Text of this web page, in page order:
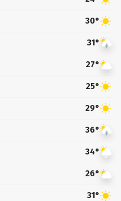
30°
31°
27°
25°
29°
36°
34°
26°
31°